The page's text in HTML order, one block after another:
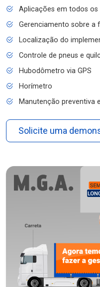
Aplicações em todos os
Gerenciamento sobre a
Localização do
Controle de pneus e
Hubodômetro via GPS
Horímetro
Manutenção preventiva
Solicite uma